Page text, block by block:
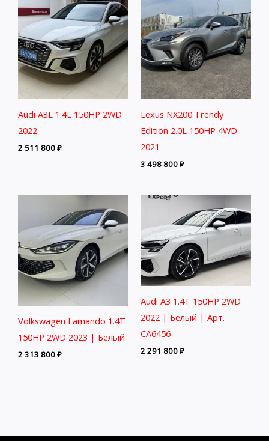
Audi A3L 1.4L 150HP 2WD
2022
2 511 800₽
Lexus NX200 Trendy
Edition 2.0L 150HP 4WD
2021
3 498 800₽
Volkswagen Lamando 1.4T
150HP 2WD 2023 | Белый
2 313 800₽
Audi A3 1.4T 150HP 2WD
2022 | Белый | Арт.
CA6456
2 291 800₽